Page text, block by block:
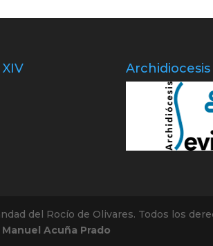
Archidiocesis
del Rocío de Olivares. Todos los
Manuel Acuña Prado